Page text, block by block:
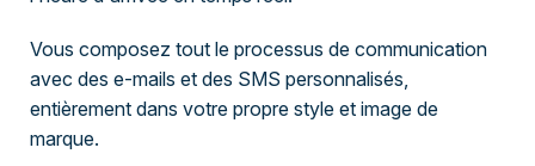
Vous composez tout le processus de communication
avec des e-mails et des SMS personnalisés,
entièrement dans votre propre style et image de
marque.